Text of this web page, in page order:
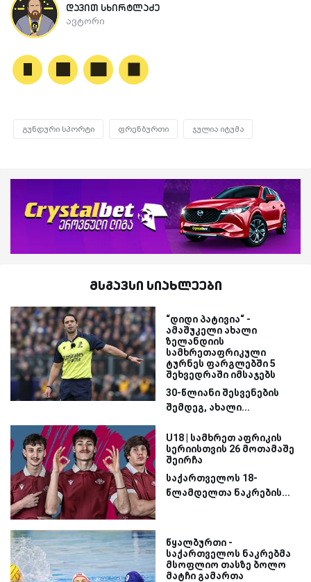
დავით სხირტლაძე
ავტორი
გუნდური სპორტი ფრენბურთი ჯულია იტუმა
მსგავსი სიახლეები
“დიდი პატივია“ -
ამაშუკელი ახალი
ზელანდიის
სამხრეთაფრიკული
ტურნეს ფარგლებში 5
შეხვედრაში იმსაჯებს
30-წლიანი შესვენების
შემდეგ, ახალი...
U18 | სამხრეთ აფრიკის
სერიისთვის 26 მოთამაშე
შეირჩა
საქართველოს 18-
წლამდელთა ნაკრების...
წყალბურთი -
საქართველოს ნაკრებმა
მსოფლიო თასზე ბოლო
მატჩი გამართა